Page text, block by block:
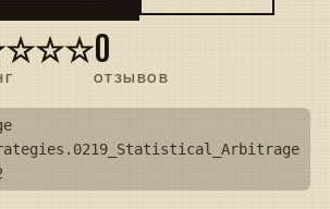
0
ОТЗЫВОВ